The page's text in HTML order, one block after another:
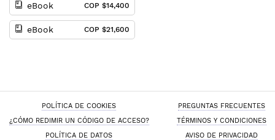
eBook COP $14,400
eBook COP $21,600
POLÍTICA DE COOKIES
PREGUNTAS FRECUENTES
¿CÓMO REDIMIR UN CÓDIGO DE ACCESO?
TÉRMINOS Y CONDICIONES
POLÍTICA DE DATOS
AVISO DE PRIVACIDAD